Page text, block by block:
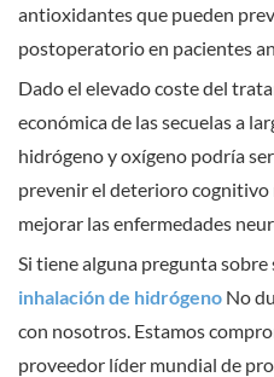
antioxidantes que pueden
postoperatorio en pacientes
Dado el elevado coste del
económica de las secuelas a
hidrógeno y oxígeno podría
prevenir el deterioro cognitivo
mejorar las enfermedades
Si tiene alguna pregunta sobre
inhalación de hidrógeno No
con nosotros. Estamos
proveedor líder mundial de